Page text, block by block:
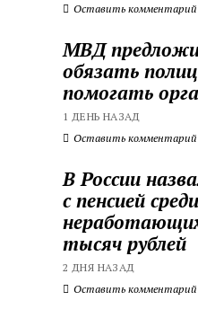
Оставить комментарий
МВД
обязать
помогать
1 ДЕНЬ НАЗАД
Оставить комментарий
В России
с пенсией среди
тысяч рублей
2 ДНЯ НАЗАД
Оставить комментарий